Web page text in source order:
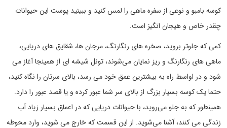
کوسه بامبو و نوعی از سفره ماهی را لمس کنید و ببینید پوست این حیوانات
چقدر خاص و هیجان انگیز است.
کمی که جلوتر بروید، صخره های رنگارنگ، مرجان ها، شقایق های دریایی،
ماهی های رنگارنگ و ریز نمایان می‌شوند، تونل شیشه ای از همینجا آغاز می
شود و در اواسط راه به بیشترین عمق خود می رسد، بالای سرتان را نگاه کنید،
حتما یک کوسه بسیار بزرگ از بالای سر شما عبور کرده و یا قصد عبور را دارد.
همینطور که به جلو می‌روید، با حیوانات دریایی که در اعماق بسیار زیاد آب
زندگی می کنند، آشنا می‌شوید. از این قسمت که خارج می شوید، وارد محوطه